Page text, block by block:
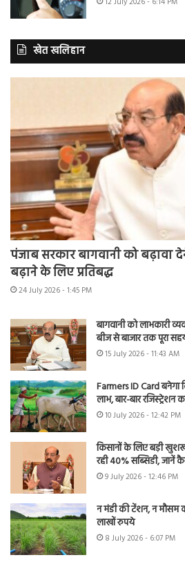
खेत खलिहान
पंजाब सरकार बागवानी को बढ़ावा
बढ़ाने के लिए प्रतिबद्ध
24 July 2026 - 1:45 PM
बागवानी को लाभकारी
बीज से बाजार तक पूरा
15 July 2026 - 11:43 AM
Farmers ID Card बनेगा
लाभ, बार-बार
10 July 2026 - 12:42 PM
किसानों के लिए बड़ी
रही 40% सब्सिडी, जानें
9 July 2026 - 12:46 PM
न मंडी की टेंशन, न मौसम
लाखों रुपये
8 July 2026 - 6:07 PM